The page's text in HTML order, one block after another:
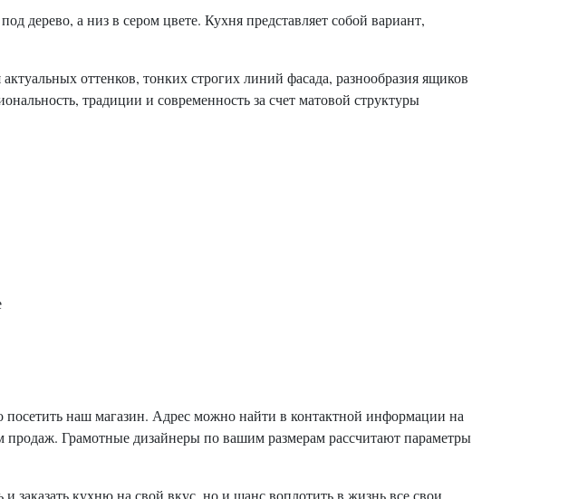
дерево, а низ в сером цвете. Кухня представляет собой вариант,
оттенков, тонких строгих линий фасада, разнообразия ящиков
традиции и современность за счет матовой структуры
посетить наш магазин. Адрес можно найти в контактной информации на
продаж. Грамотные дизайнеры по вашим размерам рассчитают параметры
заказать кухню на свой вкус, но и шанс воплотить в жизнь все свои